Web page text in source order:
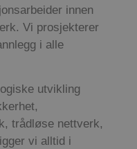
innen
Vi prosjekterer
i alle
utvikling
trådløse nettverk,
vi alltid i